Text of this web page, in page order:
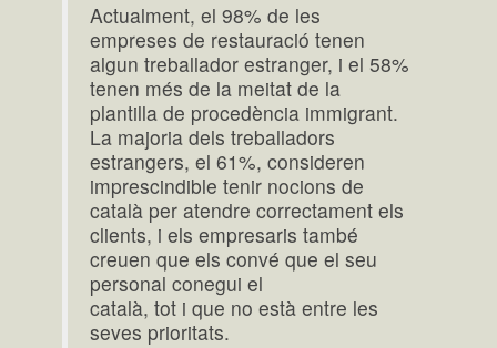
Actualment, el 98% de les
empreses de restauració tenen
algun treballador estranger, i el 58%
tenen més de la meitat de la
plantilla de procedència immigrant.
La majoria dels treballadors
estrangers, el 61%, consideren
imprescindible tenir nocions de
català per atendre correctament els
clients, i els empresaris també
creuen que els convé que el seu
personal conegui el
català, tot i que no està entre les
seves prioritats.